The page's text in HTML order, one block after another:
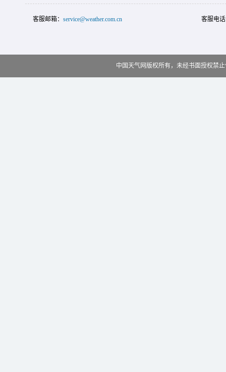
客服邮箱： service@weather.com.cn 客服电
中国天气网版权所有，未经书面授权